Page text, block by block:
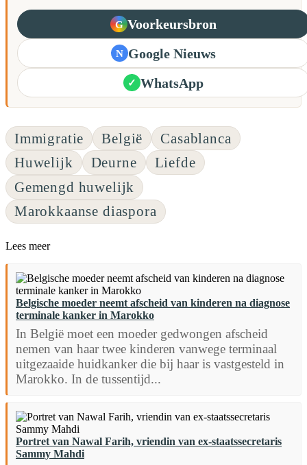
G Voorkeursbron
N Google Nieuws
✓ WhatsApp
Immigratie België
Casablanca
Huwelijk
Deurne
Liefde
Gemengd huwelijk
Marokkaanse diaspora
Lees meer
Belgische moeder neemt afscheid van kinderen na diagnose
terminale kanker in Marokko
In België moet een moeder gedwongen afscheid
nemen van haar twee kinderen vanwege terminaal
uitgezaaide huidkanker die bij haar is vastgesteld in
Marokko. In de tussentijd...
Portret van Nawal Farih, vriendin van ex-staatssecretaris
Sammy Mahdi